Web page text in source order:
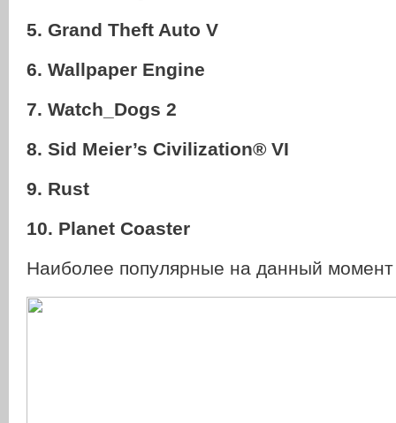
5. Grand Theft Auto V
6. Wallpaper Engine
7. Watch_Dogs 2
8. Sid Meier’s Civilization® VI
9. Rust
10. Planet Coaster
Наиболее популярные на данный